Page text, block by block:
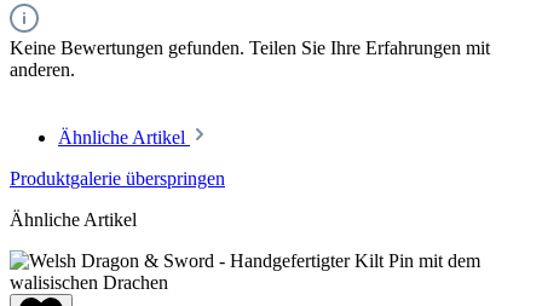
Keine Bewertungen gefunden. Teilen Sie Ihre Erfahrungen mit
anderen.
Ähnliche Artikel
Produktgalerie überspringen
Ähnliche Artikel